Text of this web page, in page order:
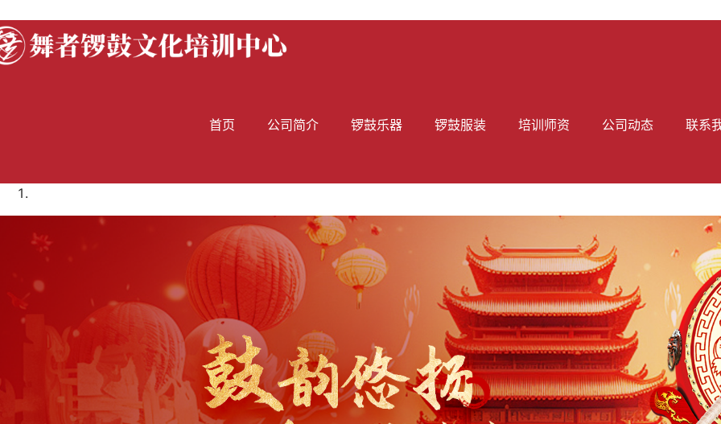
首页 公司简介 锣鼓乐器 锣鼓服装 培训师资 公司动态 联系